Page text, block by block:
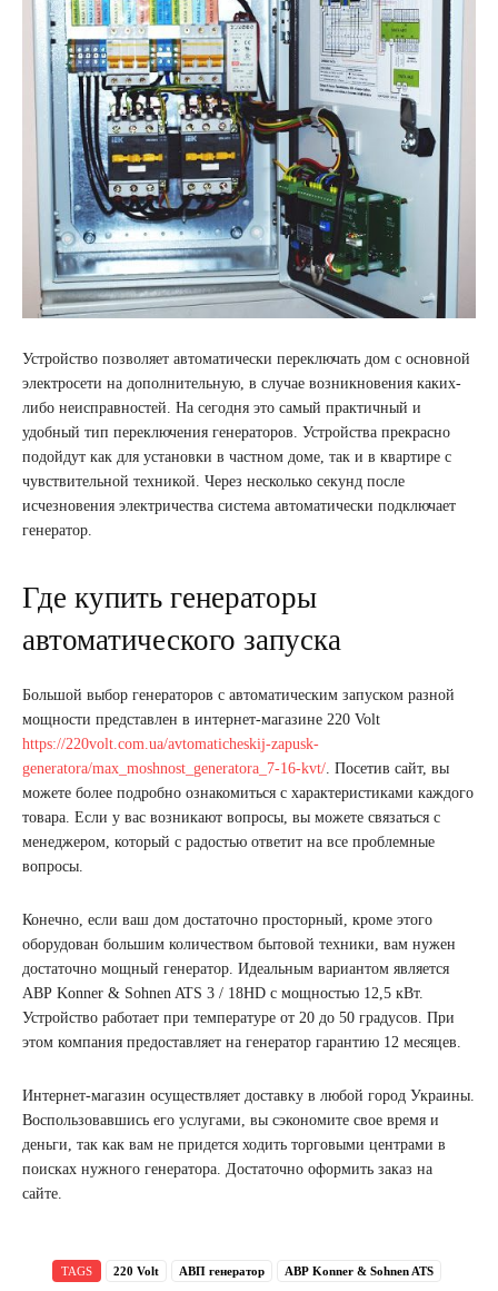
Устройство позволяет автоматически переключать дом с основной
электросети на дополнительную, в случае возникновения каких-
либо неисправностей. На сегодня это самый практичный и
удобный тип переключения генераторов. Устройства прекрасно
подойдут как для установки в частном доме, так и в квартире с
чувствительной техникой. Через несколько секунд после
исчезновения электричества система автоматически подключает
генератор.
Где купить генераторы
автоматического запуска
Большой выбор генераторов с автоматическим запуском разной
мощности представлен в интернет-магазине 220 Volt
https://220volt.com.ua/avtomaticheskij-zapusk-
generatora/max_moshnost_generatora_7-16-kvt/ . Посетив сайт, вы
можете более подробно ознакомиться с характеристиками каждого
товара. Если у вас возникают вопросы, вы можете связаться с
менеджером, который с радостью ответит на все проблемные
вопросы.
Конечно, если ваш дом достаточно просторный, кроме этого
оборудован большим количеством бытовой техники, вам нужен
достаточно мощный генератор. Идеальным вариантом является
АВР Konner & Sohnen ATS 3 / 18HD с мощностью 12,5 кВт.
Устройство работает при температуре от 20 до 50 градусов. При
этом компания предоставляет на генератор гарантию 12 месяцев.
Интернет-магазин осуществляет доставку в любой город Украины.
Воспользовавшись его услугами, вы сэкономите свое время и
деньги, так как вам не придется ходить торговыми центрами в
поисках нужного генератора. Достаточно оформить заказ на
сайте.
TAGS 220 Volt АВП генератор АВР Konner & Sohnen ATS